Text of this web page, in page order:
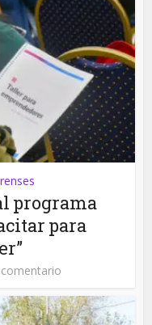
programa
para